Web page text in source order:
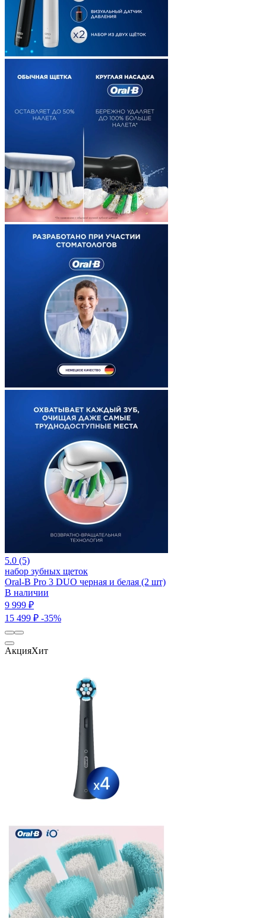
5.0 (5)
набор зубных щеток
Oral-B Pro 3 DUO черная и белая (2 шт)
В наличии
9 999 ₽
15 499 ₽ -35%
АкцияХит